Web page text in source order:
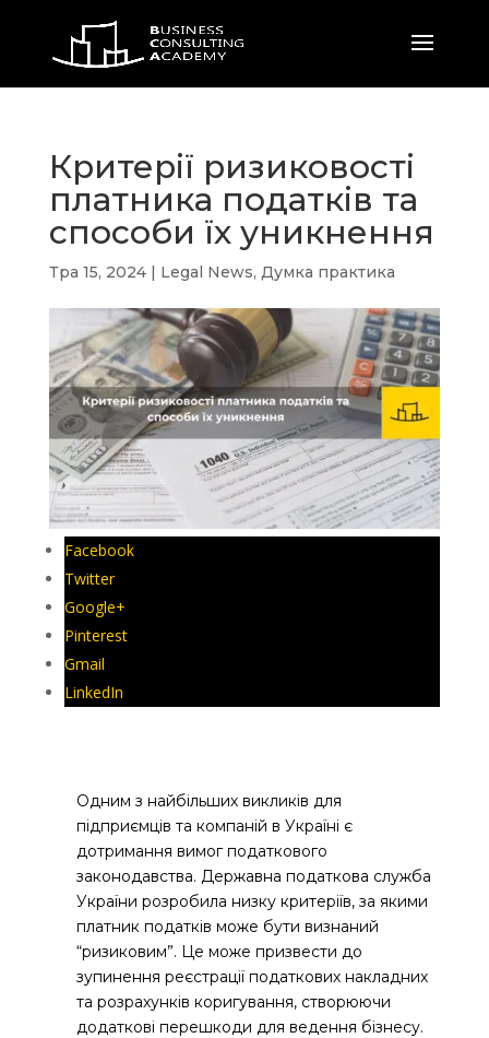
Критерії ризиковості
платника податків та
способи їх уникнення
Тра 15, 2024| Legal News, Думка практика
Facebook
Twitter
Google+
Pinterest
Gmail
LinkedIn
Одним з найбільших викликів для
підприємців та компаній в Україні є
дотримання вимог податкового
законодавства. Державна податкова служба
України розробила низку критеріїв, за якими
платник податків може бути визнаний
“ризиковим”. Це може призвести до
зупинення реєстрації податкових накладних
та розрахунків коригування, створюючи
додаткові перешкоди для ведення бізнесу.